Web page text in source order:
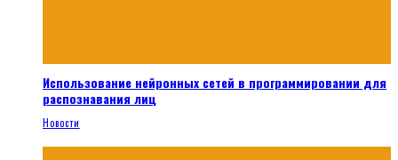
Использование нейронных сетей в программировании для
распознавания лиц
Новости